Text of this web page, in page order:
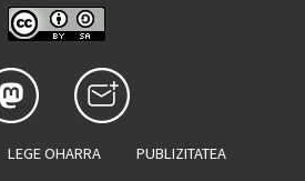
LEGE OHARRA PUBLIZITATEA